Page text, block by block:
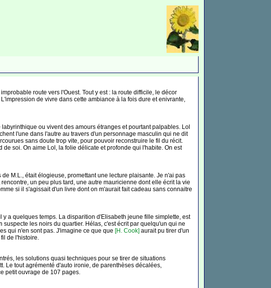
route vers l'Ouest. Tout y est : la route difficile, le décor
de vivre dans cette ambiance à la fois dure et enivrante,
ou vivent des amours étranges et pourtant palpables. Lol
l'une dans l'autre au travers d'un personnage masculin qui ne dit
sans doute trop vite, pour pouvoir reconstruire le fil du récit.
soi. On aime Lol, la folie délicate et profonde qui l'habite. On est
M.L., était élogieuse, promettant une lecture plaisante. Je n'ai pas
un peu plus tard, une autre mauricienne dont elle écrit la vie
si il s'agissait d'un livre dont on m'aurait fait cadeau sans connaitre
y a quelques temps. La disparition d'Elisabeth jeune fille simplette, est
les noirs du quartier. Hélas, c'est écrit par quelqu'un qui ne
qui n'en sont pas. J'imagine ce que que [H. Cook] aurait pu tirer d'un
de l'histoire.
les solutions quasi techniques pour se tirer de situations
Le tout agrémenté d'auto ironie, de parenthèses décalées,
petit ouvrage de 107 pages.